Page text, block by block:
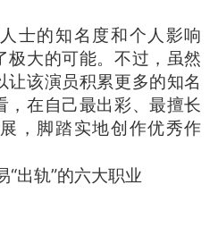
的知名度和个人影响
极大的可能。不过，虽然
让该演员积累更多的知名
，在自己最出彩、最擅长
，脚踏实地创作优秀作